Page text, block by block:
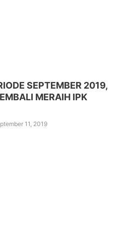
SEPTEMBER 2019,
MERAIH IPK
11, 2019